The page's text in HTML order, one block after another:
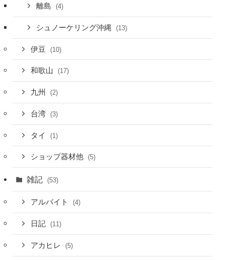
離島 (4)
シュノーケリング沖縄 (13)
伊豆 (10)
和歌山 (17)
九州 (2)
台湾 (3)
タイ (1)
ショップ器材他 (5)
雑記 (53)
アルバイト (4)
日記 (11)
アカヒレ (5)